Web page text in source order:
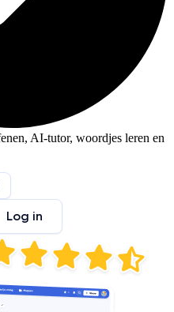
AI-tutor, woordjes leren en
Log in